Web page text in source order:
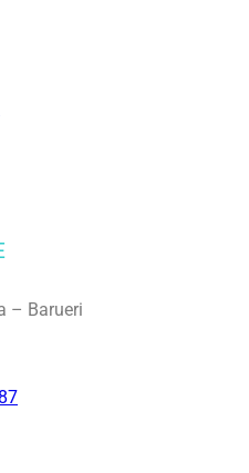
– Barueri